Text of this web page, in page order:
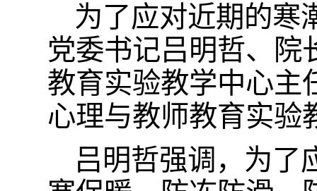
为了应对近期的寒
党委书记吕明哲、院
教育实验教学中心主
心理与教师教育实验
吕明哲强调，为了